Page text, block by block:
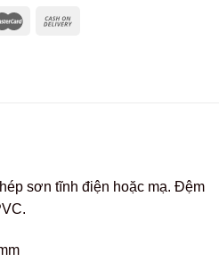
sơn tĩnh điện hoặc mạ. Đệm